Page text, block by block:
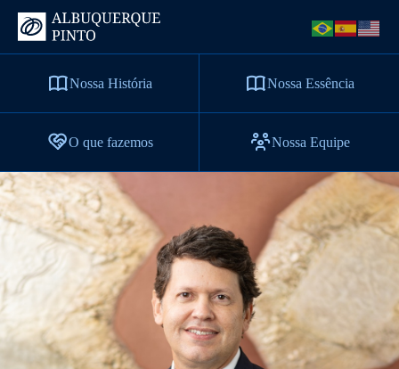
Nossa História Nossa Essência
O que fazemos Nossa Equipe